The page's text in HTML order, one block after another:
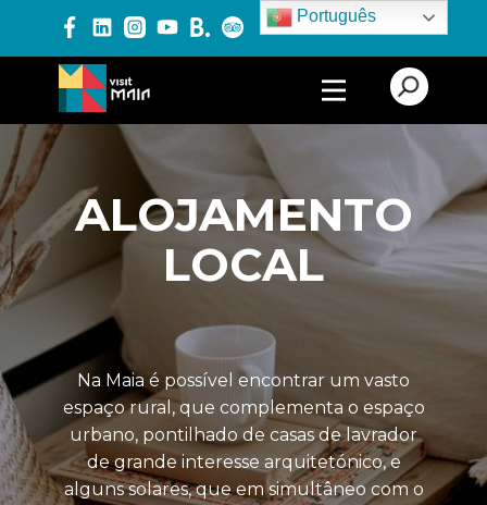
Português
PRODUTOS E SERVIÇOS
ALOJAMENTO
ALOJAMENTO LOCAL
EMPREENDIMENTOS
TURÍSTICOS
TURISMO CULTURAL
TURISMO DE LAZER
TURISMO DE NATUREZA
TURISMO
GASTRONÓMICO
ALOJAMENTO
LOCAL
Na Maia é possível encontrar um vasto
espaço rural, que complementa o espaço
urbano, pontilhado de casas de lavrador
de grande interesse arquitetónico, e
alguns solares, que em simultâneo com o